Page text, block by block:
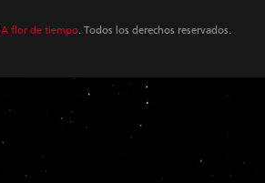
A flor de tiempo. Todos los derechos reservados.